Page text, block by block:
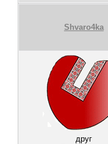
Shvaro4ka
друг